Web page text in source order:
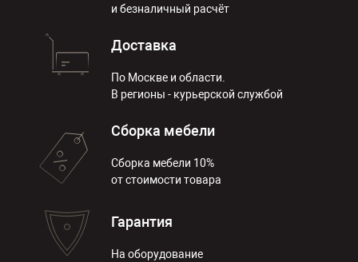
и безналичный расчёт
Доставка
По Москве и области.
В регионы - курьерской службой
Сборка мебели
Сборка мебели 10%
от стоимости товара
Гарантия
На оборудование